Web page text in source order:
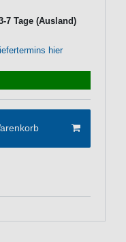
7 Tage (Ausland)
hier